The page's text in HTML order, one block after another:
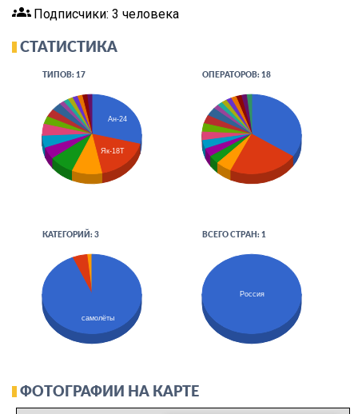
groups Подписчики: 3 человека
СТАТИСТИКА
ТИПОВ: 17
Ан-24
Як-18Т
ОПЕРАТОРОВ: 18
КАТЕГОРИЙ: 3
самолёты
ВСЕГО СТРАН: 1
Россия
ФОТОГРАФИИ НА КАРТЕ